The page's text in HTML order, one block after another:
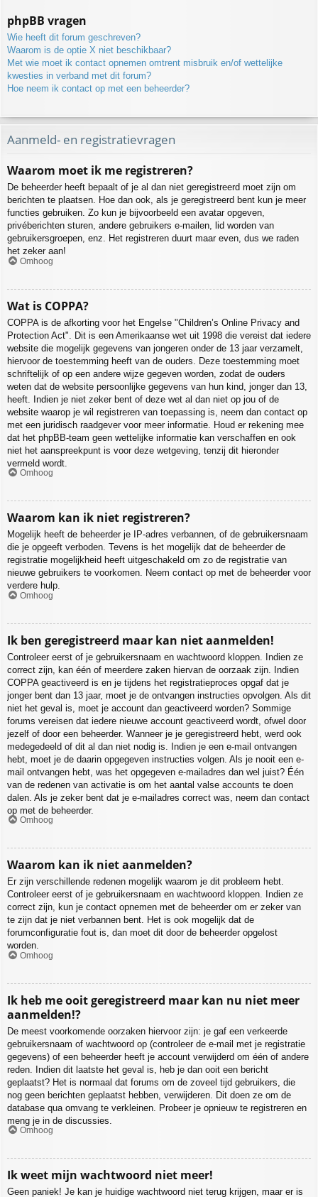
phpBB vragen
Wie heeft dit forum geschreven?
Waarom is de optie X niet beschikbaar?
Met wie moet ik contact opnemen omtrent misbruik en/of wettelijke
kwesties in verband met dit forum?
Hoe neem ik contact op met een beheerder?
Aanmeld- en registratievragen
Waarom moet ik me registreren?
De beheerder heeft bepaalt of je al dan niet geregistreerd moet zijn om
berichten te plaatsen. Hoe dan ook, als je geregistreerd bent kun je meer
functies gebruiken. Zo kun je bijvoorbeeld een avatar opgeven,
privéberichten sturen, andere gebruikers e-mailen, lid worden van
gebruikersgroepen, enz. Het registreren duurt maar even, dus we raden
het zeker aan!
Omhoog
Wat is COPPA?
COPPA is de afkorting voor het Engelse "Children’s Online Privacy and
Protection Act". Dit is een Amerikaanse wet uit 1998 die vereist dat iedere
website die mogelijk gegevens van jongeren onder de 13 jaar verzamelt,
hiervoor de toestemming heeft van de ouders. Deze toestemming moet
schriftelijk of op een andere wijze gegeven worden, zodat de ouders
weten dat de website persoonlijke gegevens van hun kind, jonger dan 13,
heeft. Indien je niet zeker bent of deze wet al dan niet op jou of de
website waarop je wil registreren van toepassing is, neem dan contact op
met een juridisch raadgever voor meer informatie. Houd er rekening mee
dat het phpBB-team geen wettelijke informatie kan verschaffen en ook
niet het aanspreekpunt is voor deze wetgeving, tenzij dit hieronder
vermeld wordt.
Omhoog
Waarom kan ik niet registreren?
Mogelijk heeft de beheerder je IP-adres verbannen, of de gebruikersnaam
die je opgeeft verboden. Tevens is het mogelijk dat de beheerder de
registratie mogelijkheid heeft uitgeschakeld om zo de registratie van
nieuwe gebruikers te voorkomen. Neem contact op met de beheerder voor
verdere hulp.
Omhoog
Ik ben geregistreerd maar kan niet aanmelden!
Controleer eerst of je gebruikersnaam en wachtwoord kloppen. Indien ze
correct zijn, kan één of meerdere zaken hiervan de oorzaak zijn. Indien
COPPA geactiveerd is en je tijdens het registratieproces opgaf dat je
jonger bent dan 13 jaar, moet je de ontvangen instructies opvolgen. Als dit
niet het geval is, moet je account dan geactiveerd worden? Sommige
forums vereisen dat iedere nieuwe account geactiveerd wordt, ofwel door
jezelf of door een beheerder. Wanneer je je geregistreerd hebt, werd ook
medegedeeld of dit al dan niet nodig is. Indien je een e-mail ontvangen
hebt, moet je de daarin opgegeven instructies volgen. Als je nooit een e-
mail ontvangen hebt, was het opgegeven e-mailadres dan wel juist? Één
van de redenen van activatie is om het aantal valse accounts te doen
dalen. Als je zeker bent dat je e-mailadres correct was, neem dan contact
op met de beheerder.
Omhoog
Waarom kan ik niet aanmelden?
Er zijn verschillende redenen mogelijk waarom je dit probleem hebt.
Controleer eerst of je gebruikersnaam en wachtwoord kloppen. Indien ze
correct zijn, kun je contact opnemen met de beheerder om er zeker van
te zijn dat je niet verbannen bent. Het is ook mogelijk dat de
forumconfiguratie fout is, dan moet dit door de beheerder opgelost
worden.
Omhoog
Ik heb me ooit geregistreerd maar kan nu niet meer
aanmelden!?
De meest voorkomende oorzaken hiervoor zijn: je gaf een verkeerde
gebruikersnaam of wachtwoord op (controleer de e-mail met je registratie
gegevens) of een beheerder heeft je account verwijderd om één of andere
reden. Indien dit laatste het geval is, heb je dan ooit een bericht
geplaatst? Het is normaal dat forums om de zoveel tijd gebruikers, die
nog geen berichten geplaatst hebben, verwijderen. Dit doen ze om de
database qua omvang te verkleinen. Probeer je opnieuw te registreren en
meng je in de discussies.
Omhoog
Ik weet mijn wachtwoord niet meer!
Geen paniek! Je kan je huidige wachtwoord niet terug krijgen, maar er is